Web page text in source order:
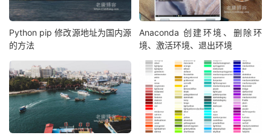
Python pip 修改源地址为国内源
的方法
Anaconda 创建环境、删除环
境、激活环境、退出环境